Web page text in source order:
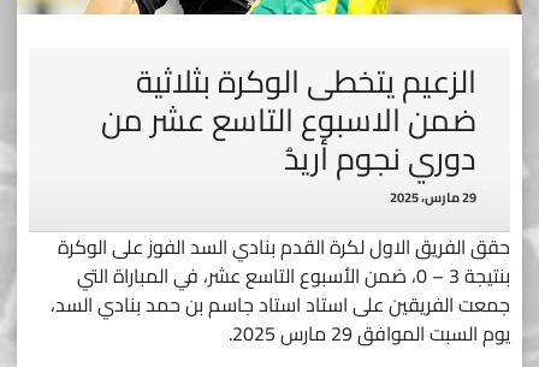
الزعيم يتخطى الوكرة بثلاثية
ضمن الاسبوع التاسع عشر من
دوري نجوم أريدُ
29 مارس، 2025
حقق الفريق الاول لكرة القدم بنادي السد الفوز على الوكرة
بنتيجة 3 – 0، ضمن الأسبوع التاسع عشر، في المباراة التي
جمعت الفريقين على استاد استاد جاسم بن حمد بنادي السد،
يوم السبت الموافق 29 مارس 2025.